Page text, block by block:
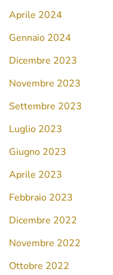
Aprile 2024
Gennaio 2024
Dicembre 2023
Novembre 2023
Settembre 2023
Luglio 2023
Giugno 2023
Aprile 2023
Febbraio 2023
Dicembre 2022
Novembre 2022
Ottobre 2022